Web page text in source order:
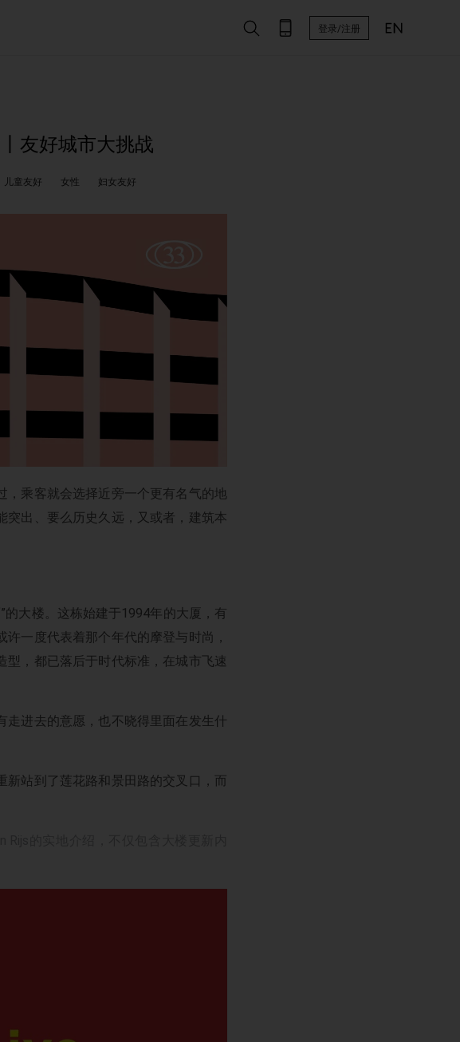
登录/注册
友好城市大挑战
儿童友好 女性 妇女友好
，乘客就会选择近旁一个更有名气的地
突出、要么历史久远，又或者，建筑本
大楼。这栋始建于1994年的大厦，有
一度代表着那个年代的摩登与时尚，
，都已落后于时代标准，在城市飞速
走进去的意愿，也不晓得里面在发生什
站到了莲花路和景田路的交叉口，而